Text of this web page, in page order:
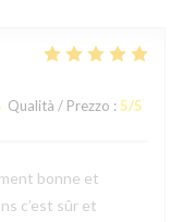
Qualità / Prezzo : 5/5
bonne et
c’est sûr et